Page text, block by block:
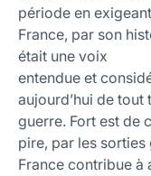
période en
France, par son
était une voix
entendue et
aujourd’hui de
guerre. Fort est de
pire, par les
France contribue à